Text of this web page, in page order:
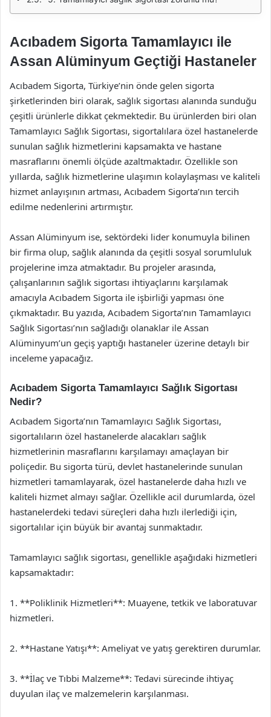
Acıbadem Sigorta Tamamlayıcı ile
Assan Alüminyum Geçtiği Hastaneler
Acıbadem Sigorta, Türkiye’nin önde gelen sigorta
şirketlerinden biri olarak, sağlık sigortası alanında sunduğu
çeşitli ürünlerle dikkat çekmektedir. Bu ürünlerden biri olan
Tamamlayıcı Sağlık Sigortası, sigortalılara özel hastanelerde
sunulan sağlık hizmetlerini kapsamakta ve hastane
masraflarını önemli ölçüde azaltmaktadır. Özellikle son
yıllarda, sağlık hizmetlerine ulaşımın kolaylaşması ve kaliteli
hizmet anlayışının artması, Acıbadem Sigorta’nın tercih
edilme nedenlerini artırmıştır.
Assan Alüminyum ise, sektördeki lider konumuyla bilinen
bir firma olup, sağlık alanında da çeşitli sosyal sorumluluk
projelerine imza atmaktadır. Bu projeler arasında,
çalışanlarının sağlık sigortası ihtiyaçlarını karşılamak
amacıyla Acıbadem Sigorta ile işbirliği yapması öne
çıkmaktadır. Bu yazıda, Acıbadem Sigorta’nın Tamamlayıcı
Sağlık Sigortası’nın sağladığı olanaklar ile Assan
Alüminyum’un geçiş yaptığı hastaneler üzerine detaylı bir
inceleme yapacağız.
Acıbadem Sigorta Tamamlayıcı Sağlık Sigortası
Nedir?
Acıbadem Sigorta’nın Tamamlayıcı Sağlık Sigortası,
sigortalıların özel hastanelerde alacakları sağlık
hizmetlerinin masraflarını karşılamayı amaçlayan bir
poliçedir. Bu sigorta türü, devlet hastanelerinde sunulan
hizmetleri tamamlayarak, özel hastanelerde daha hızlı ve
kaliteli hizmet almayı sağlar. Özellikle acil durumlarda, özel
hastanelerdeki tedavi süreçleri daha hızlı ilerlediği için,
sigortalılar için büyük bir avantaj sunmaktadır.
Tamamlayıcı sağlık sigortası, genellikle aşağıdaki hizmetleri
kapsamaktadır:
1. **Poliklinik Hizmetleri**: Muayene, tetkik ve laboratuvar
hizmetleri.
2. **Hastane Yatışı**: Ameliyat ve yatış gerektiren durumlar.
3. **İlaç ve Tıbbi Malzeme**: Tedavi sürecinde ihtiyaç
duyulan ilaç ve malzemelerin karşılanması.